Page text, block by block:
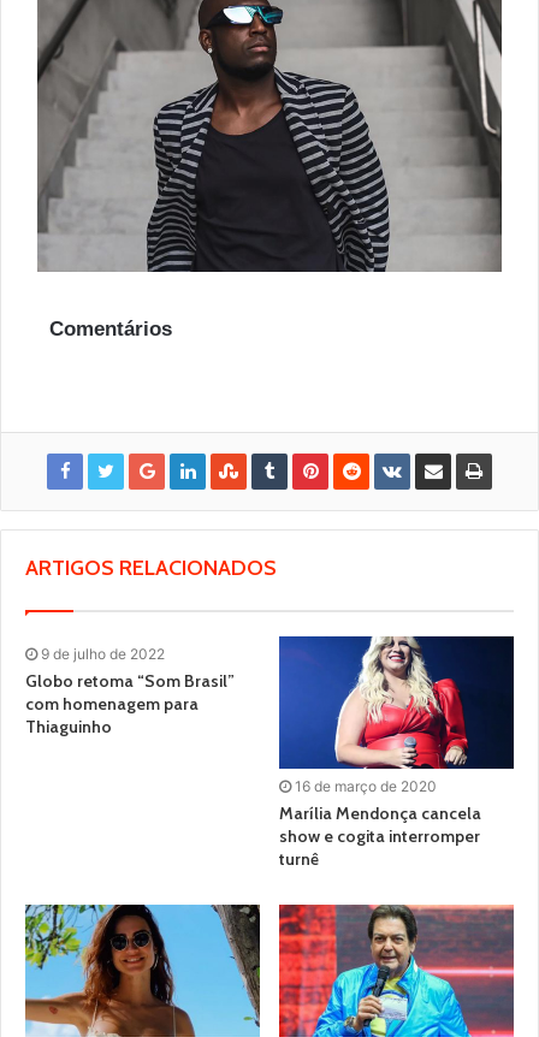
Comentários
ARTIGOS RELACIONADOS
9 de julho de 2022
Globo retoma “Som Brasil”
com homenagem para
Thiaguinho
16 de março de 2020
Marília Mendonça cancela
show e cogita interromper
turnê